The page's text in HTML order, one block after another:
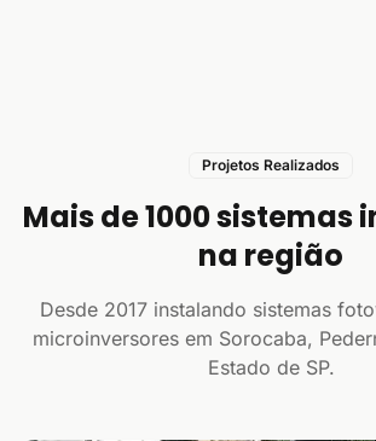
Projetos Realizados
Mais de 1000 sistemas
na região
Desde 2017 instalando sistemas
microinversores em Sorocaba,
Estado de SP.